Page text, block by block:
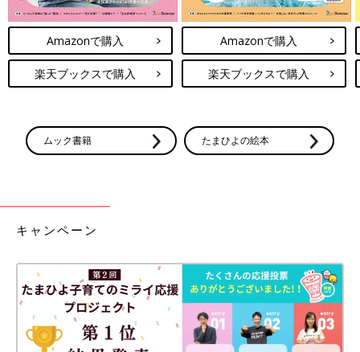
Amazonで購入
楽天ブックスで購入
Amazonで購入
楽天ブックスで購入
ムック書籍 たまひよの絵本
キャンペーン